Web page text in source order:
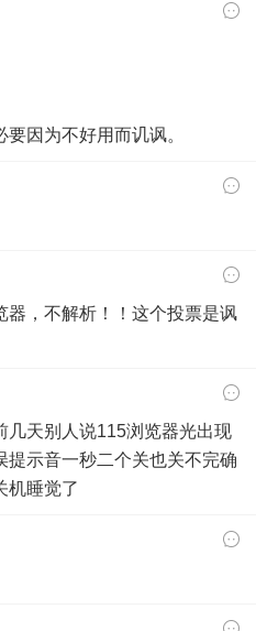
因为不好用而讥讽。
器，不解析！！这个投票是讽
几天别人说115浏览器光出现
示音一秒二个关也关不完确
机睡觉了